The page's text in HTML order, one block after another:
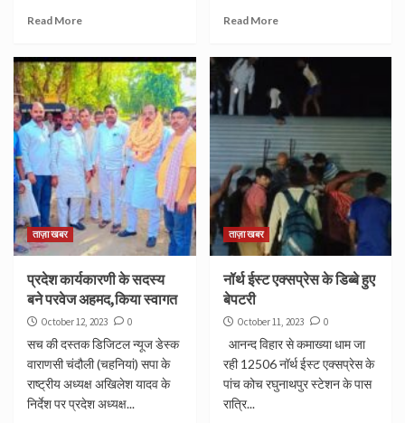
Read More Read More
ताज़ा खबर
प्रदेश कार्यकारणी के सदस्य
बने परवेज अहमद,किया स्वागत
October 12, 2023 0
सच की दस्तक डिजिटल न्यूज डेस्क
वाराणसी चंदौली (चहनियां) सपा के
राष्ट्रीय अध्यक्ष अखिलेश यादव के
निर्देश पर प्रदेश अध्यक्ष...
ताज़ा खबर
नॉर्थ ईस्ट एक्सप्रेस के डिब्बे हुए
बेपटरी
October 11, 2023 0
आनन्द विहार से कमाख्या धाम जा
रही 12506 नॉर्थ ईस्ट एक्सप्रेस के
पांच कोच रघुनाथपुर स्टेशन के पास
रात्रि...